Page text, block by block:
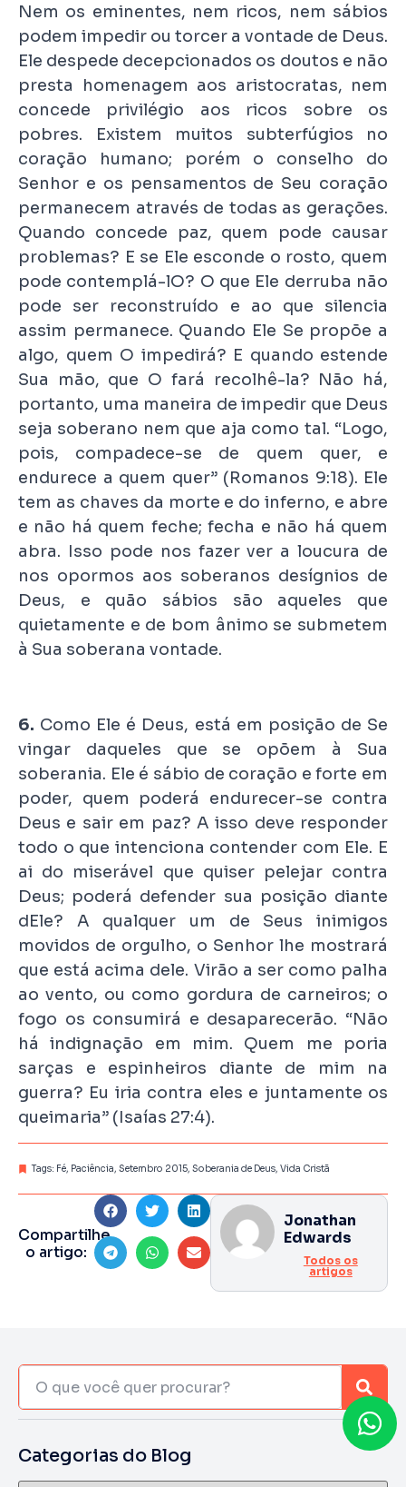
Nem os eminentes, nem ricos, nem sábios
podem impedir ou torcer a vontade de Deus.
Ele despede decepcionados os doutos e não
presta homenagem aos aristocratas, nem
concede privilégio aos ricos sobre os
pobres. Existem muitos subterfúgios no
coração humano; porém o conselho do
Senhor e os pensamentos de Seu coração
permanecem através de todas as gerações.
Quando concede paz, quem pode causar
problemas? E se Ele esconde o rosto, quem
pode contemplá-lO? O que Ele derruba não
pode ser reconstruído e ao que silencia
assim permanece. Quando Ele Se propõe a
algo, quem O impedirá? E quando estende
Sua mão, que O fará recolhê-la? Não há,
portanto, uma maneira de impedir que Deus
seja soberano nem que aja como tal. “Logo,
pois, compadece-se de quem quer, e
endurece a quem quer” (Romanos 9:18). Ele
tem as chaves da morte e do inferno, e abre
e não há quem feche; fecha e não há quem
abra. Isso pode nos fazer ver a loucura de
nos opormos aos soberanos desígnios de
Deus, e quão sábios são aqueles que
quietamente e de bom ânimo se submetem
à Sua soberana vontade.
6. Como Ele é Deus, está em posição de Se
vingar daqueles que se opõem à Sua
soberania. Ele é sábio de coração e forte em
poder, quem poderá endurecer-se contra
Deus e sair em paz? A isso deve responder
todo o que intenciona contender com Ele. E
ai do miserável que quiser pelejar contra
Deus; poderá defender sua posição diante
dEle? A qualquer um de Seus inimigos
movidos de orgulho, o Senhor lhe mostrará
que está acima dele. Virão a ser como palha
ao vento, ou como gordura de carneiros; o
fogo os consumirá e desaparecerão. “Não
há indignação em mim. Quem me poria
sarças e espinheiros diante de mim na
guerra? Eu iria contra eles e juntamente os
queimaria” (Isaías 27:4).
Tags: Fé, Paciência, Setembro 2015, Soberania de Deus, Vida Cristã
Compartilhe
o artigo:
Jonathan
Edwards
Todos os
artigos
Categorias do Blog